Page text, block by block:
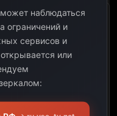
х/ф Дублікат
01:55
может наблюдаться
ограничений и
сервисов и
или